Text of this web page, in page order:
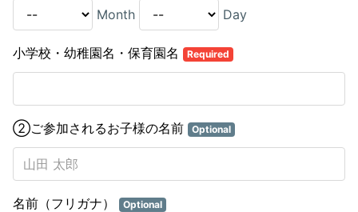
Month Day
小学校・幼稚園名・保育園名 Required
②ご参加されるお子様の名前 Optional
名前（フリガナ） Optional